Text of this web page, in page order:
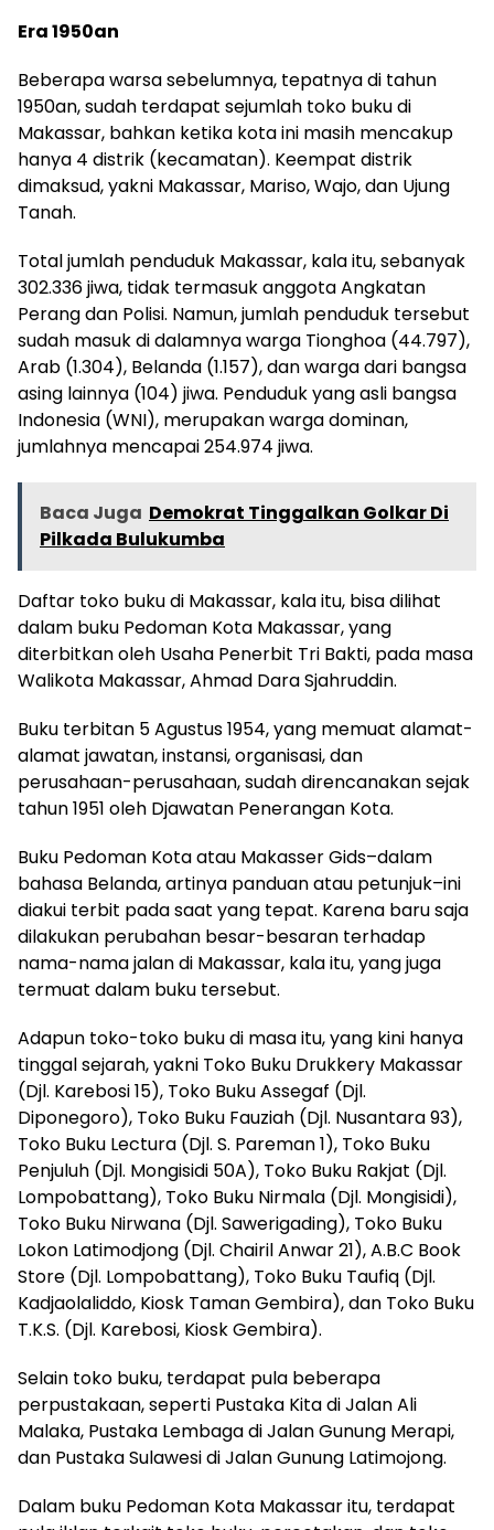
Era 1950an
Beberapa warsa sebelumnya, tepatnya di tahun
1950an, sudah terdapat sejumlah toko buku di
Makassar, bahkan ketika kota ini masih mencakup
hanya 4 distrik (kecamatan). Keempat distrik
dimaksud, yakni Makassar, Mariso, Wajo, dan Ujung
Tanah.
Total jumlah penduduk Makassar, kala itu, sebanyak
302.336 jiwa, tidak termasuk anggota Angkatan
Perang dan Polisi. Namun, jumlah penduduk tersebut
sudah masuk di dalamnya warga Tionghoa (44.797),
Arab (1.304), Belanda (1.157), dan warga dari bangsa
asing lainnya (104) jiwa. Penduduk yang asli bangsa
Indonesia (WNI), merupakan warga dominan,
jumlahnya mencapai 254.974 jiwa.
Baca Juga Demokrat Tinggalkan Golkar Di
Pilkada Bulukumba
Daftar toko buku di Makassar, kala itu, bisa dilihat
dalam buku Pedoman Kota Makassar, yang
diterbitkan oleh Usaha Penerbit Tri Bakti, pada masa
Walikota Makassar, Ahmad Dara Sjahruddin.
Buku terbitan 5 Agustus 1954, yang memuat alamat-
alamat jawatan, instansi, organisasi, dan
perusahaan-perusahaan, sudah direncanakan sejak
tahun 1951 oleh Djawatan Penerangan Kota.
Buku Pedoman Kota atau Makasser Gids–dalam
bahasa Belanda, artinya panduan atau petunjuk–ini
diakui terbit pada saat yang tepat. Karena baru saja
dilakukan perubahan besar-besaran terhadap
nama-nama jalan di Makassar, kala itu, yang juga
termuat dalam buku tersebut.
Adapun toko-toko buku di masa itu, yang kini hanya
tinggal sejarah, yakni Toko Buku Drukkery Makassar
(Djl. Karebosi 15), Toko Buku Assegaf (Djl.
Diponegoro), Toko Buku Fauziah (Djl. Nusantara 93),
Toko Buku Lectura (Djl. S. Pareman 1), Toko Buku
Penjuluh (Djl. Mongisidi 50A), Toko Buku Rakjat (Djl.
Lompobattang), Toko Buku Nirmala (Djl. Mongisidi),
Toko Buku Nirwana (Djl. Sawerigading), Toko Buku
Lokon Latimodjong (Djl. Chairil Anwar 21), A.B.C Book
Store (Djl. Lompobattang), Toko Buku Taufiq (Djl.
Kadjaolaliddo, Kiosk Taman Gembira), dan Toko Buku
T.K.S. (Djl. Karebosi, Kiosk Gembira).
Selain toko buku, terdapat pula beberapa
perpustakaan, seperti Pustaka Kita di Jalan Ali
Malaka, Pustaka Lembaga di Jalan Gunung Merapi,
dan Pustaka Sulawesi di Jalan Gunung Latimojong.
Dalam buku Pedoman Kota Makassar itu, terdapat